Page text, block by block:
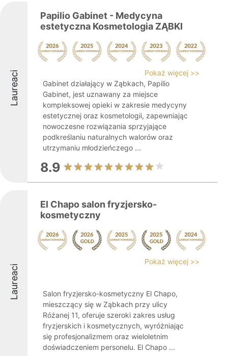
Laureaci
Papilio Gabinet - Medycyna
estetyczna Kosmetologia ZĄBKI
Pokaż więcej >>
Gabinet działający w Ząbkach, Papilio
Gabinet, jest uznawany za miejsce
kompleksowej opieki w zakresie medycyny
estetycznej oraz kosmetologii, zapewniając
nowoczesne rozwiązania sprzyjające
podkreślaniu naturalnych walorów oraz
utrzymaniu młodzieńczego ...
8.9
Laureaci
El Chapo salon fryzjersko-
kosmetyczny
Pokaż więcej >>
Salon fryzjersko-kosmetyczny El Chapo,
mieszczący się w Ząbkach przy ulicy
Różanej 11, oferuje szeroki zakres usług
fryzjerskich i kosmetycznych, wyróżniając
się profesjonalizmem oraz wieloletnim
doświadczeniem personelu. El Chapo ...